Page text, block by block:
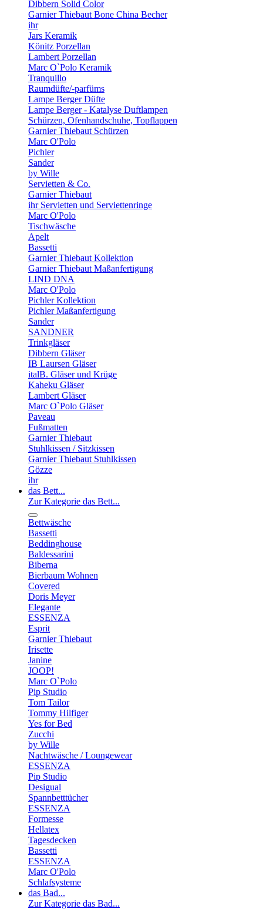
Dibbern Solid Color
Garnier Thiebaut Bone China Becher
ihr
Jars Keramik
Könitz Porzellan
Lambert Porzellan
Marc O`Polo Keramik
Tranquillo
Raumdüfte/-parfüms
Lampe Berger Düfte
Lampe Berger - Katalyse Duftlampen
Schürzen, Ofenhandschuhe, Topflappen
Garnier Thiebaut Schürzen
Marc O'Polo
Pichler
Sander
by Wille
Servietten & Co.
Garnier Thiebaut
ihr Servietten und Serviettenringe
Marc O'Polo
Tischwäsche
Apelt
Bassetti
Garnier Thiebaut Kollektion
Garnier Thiebaut Maßanfertigung
LIND DNA
Marc O'Polo
Pichler Kollektion
Pichler Maßanfertigung
Sander
SANDNER
Trinkgläser
Dibbern Gläser
IB Laursen Gläser
italB. Gläser und Krüge
Kaheku Gläser
Lambert Gläser
Marc O`Polo Gläser
Paveau
Fußmatten
Garnier Thiebaut
Stuhlkissen / Sitzkissen
Garnier Thiebaut Stuhlkissen
Gözze
ihr
das Bett...
Zur Kategorie das Bett...
Bettwäsche
Bassetti
Beddinghouse
Baldessarini
Biberna
Bierbaum Wohnen
Covered
Doris Meyer
Elegante
ESSENZA
Esprit
Garnier Thiebaut
Irisette
Janine
JOOP!
Marc O`Polo
Pip Studio
Tom Tailor
Tommy Hilfiger
Yes for Bed
Zucchi
by Wille
Nachtwäsche / Loungewear
ESSENZA
Pip Studio
Desigual
Spannbetttücher
ESSENZA
Formesse
Hellatex
Tagesdecken
Bassetti
ESSENZA
Marc O'Polo
Schlafsysteme
das Bad...
Zur Kategorie das Bad...